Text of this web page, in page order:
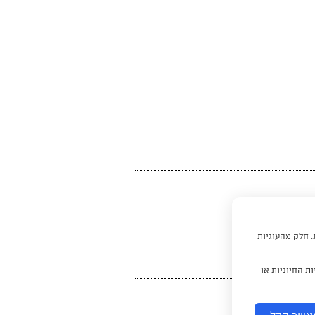
חלק מהעוגיות
החיוניות או